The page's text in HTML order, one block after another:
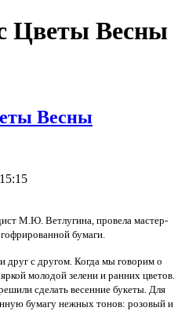
Цветы Весны
Весны
М.Ю. Ветлугина, провела мастер-
бумаги.
друг с другом. Когда мы говорим о
молодой зелени и ранних цветов.
сделать весенние букеты. Для
бумагу нежных тонов: розовый и